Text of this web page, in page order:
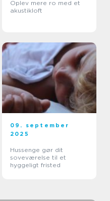
Oplev mere ro med et
akustikloft
09. september
2025
Hussenge gør dit
soveværelse til et
hyggeligt fristed